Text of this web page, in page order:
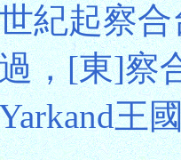
紀起察
，[東]察
王